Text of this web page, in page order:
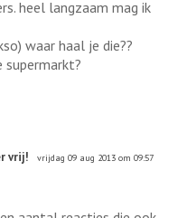
heel langzaam mag ik
waar haal je die??
vrij! vrijdag 09 aug 2013 om 09:57